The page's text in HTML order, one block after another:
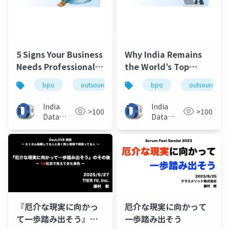
5 Signs Your Business
Needs Professional
Data Entry Support
bpo outsourcing data entry offshore
India
Data
Help
>100
Why India Remains
the World’s Top
Outsourcing
Destination in 2026
bpo outsourcing
India
Data
Help
>100
『厄介な現実に向かっ
て一歩踏み出そう』の
厄介な現実に向かって
一歩踏み出そう